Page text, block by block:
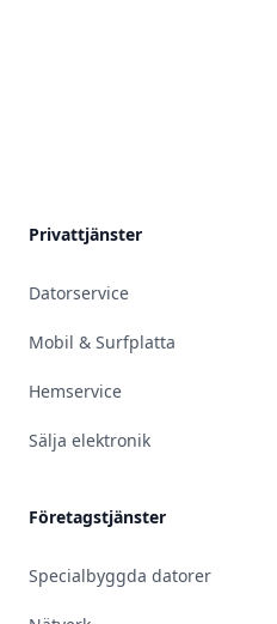
Privattjänster
Datorservice
Mobil & Surfplatta
Hemservice
Sälja elektronik
Företagstjänster
Specialbyggda datorer